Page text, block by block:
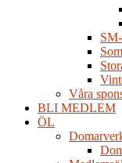
Våra
BLI MEDLEM
ÖL